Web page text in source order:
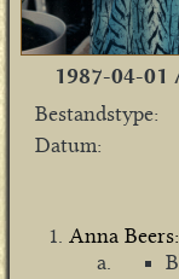
1987-04-
Bestandstype
Datum
Anna